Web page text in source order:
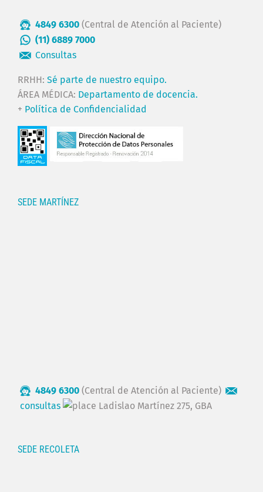
4849 6300 (Central de Atención al Paciente)
(11) 6889 7000
Consultas
RRHH: Sé parte de nuestro equipo.
ÁREA MÉDICA: Departamento de docencia.
+ Política de Confidencialidad
SEDE MARTÍNEZ
4849 6300 (Central de Atención al Paciente)
consultas
Ladislao Martínez 275, GBA
SEDE RECOLETA